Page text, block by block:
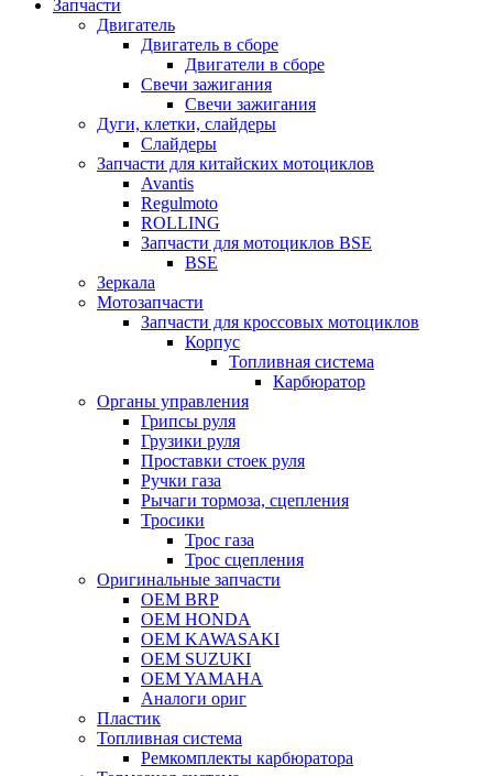
Запчасти
Двигатель
Двигатель в сборе
Двигатели в сборе
Свечи зажигания
Свечи зажигания
Дуги, клетки, слайдеры
Слайдеры
Запчасти для китайских мотоциклов
Avantis
Regulmoto
ROLLING
Запчасти для мотоциклов BSE
BSE
Зеркала
Мотозапчасти
Запчасти для кроссовых мотоциклов
Корпус
Топливная система
Карбюратор
Органы управления
Грипсы руля
Грузики руля
Проставки стоек руля
Ручки газа
Рычаги тормоза, сцепления
Тросики
Трос газа
Трос сцепления
Оригинальные запчасти
OEM BRP
OEM HONDA
OEM KAWASAKI
OEM SUZUKI
OEM YAMAHA
Аналоги ориг
Пластик
Топливная система
Ремкомплекты карбюратора